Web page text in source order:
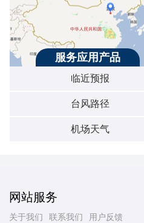
服务应用产品
临近预报
台风路径
机场天气
网站服务
关于我们 联系我们
用户反馈